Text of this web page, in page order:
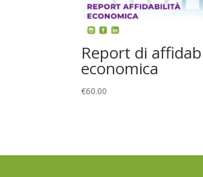
Report di
economica
€60.00